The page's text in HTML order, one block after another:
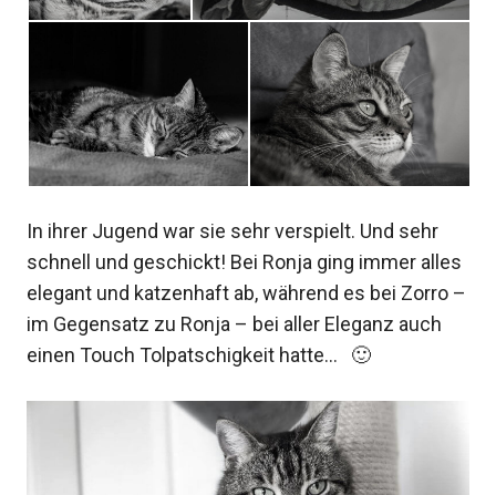
In ihrer Jugend war sie sehr verspielt. Und sehr
schnell und geschickt! Bei Ronja ging immer alles
elegant und katzenhaft ab, während es bei Zorro –
im Gegensatz zu Ronja – bei aller Eleganz auch
einen Touch Tolpatschigkeit hatte… 🙂